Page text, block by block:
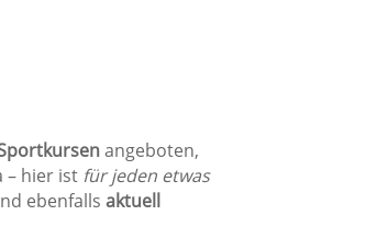
angeboten,
– hier ist für jeden etwas
ebenfalls aktuell